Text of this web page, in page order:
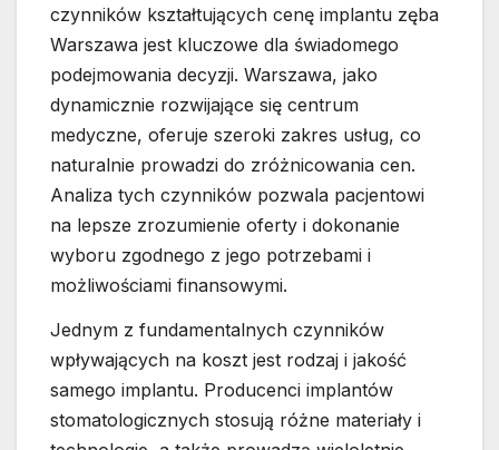
czynników kształtujących cenę implantu zęba
Warszawa jest kluczowe dla świadomego
podejmowania decyzji. Warszawa, jako
dynamicznie rozwijające się centrum
medyczne, oferuje szeroki zakres usług, co
naturalnie prowadzi do zróżnicowania cen.
Analiza tych czynników pozwala pacjentowi
na lepsze zrozumienie oferty i dokonanie
wyboru zgodnego z jego potrzebami i
możliwościami finansowymi.
Jednym z fundamentalnych czynników
wpływających na koszt jest rodzaj i jakość
samego implantu. Producenci implantów
stomatologicznych stosują różne materiały i